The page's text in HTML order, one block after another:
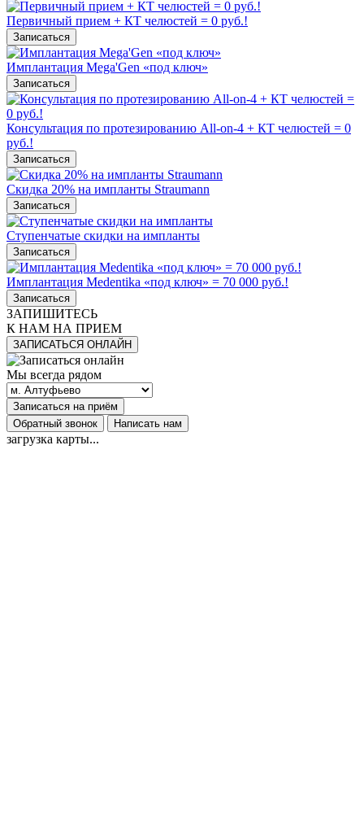
Первичный прием + КТ челюстей = 0 руб.!
Записаться
Имплантация Mega'Gen «под ключ»
Записаться
Консультация по протезированию All-on-4 + КТ челюстей = 0
руб.!
Записаться
Скидка 20% на импланты Straumann
Записаться
Ступенчатые скидки на импланты
Записаться
Имплантация Medentika «под ключ» = 70 000 руб.!
Записаться
ЗАПИШИТЕСЬ
К НАМ НА ПРИЕМ
ЗАПИСАТЬСЯ ОНЛАЙН
Мы всегда рядом
Записаться на приём
Обратный звонок
Написать нам
загрузка карты...